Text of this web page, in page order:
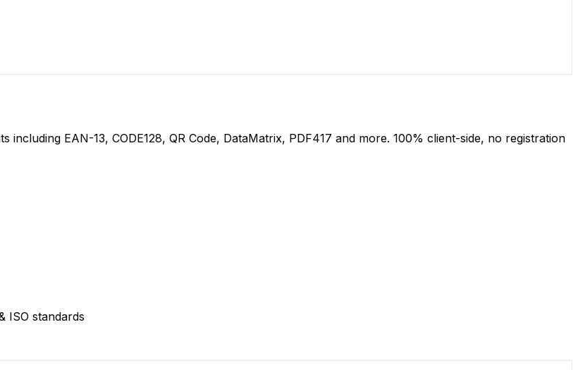
EAN-13, CODE128, QR Code, DataMatrix, PDF417 and more. 100% client-side, no registration
ISO standards